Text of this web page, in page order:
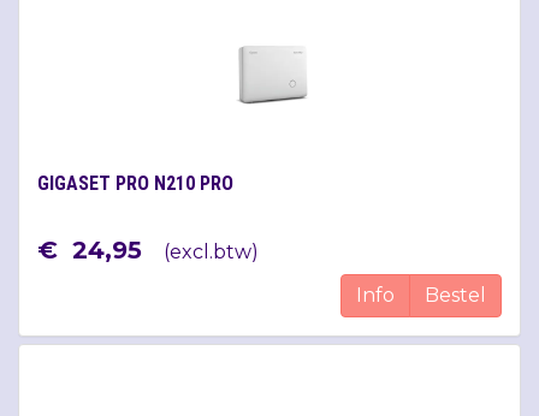
GIGASET PRO N210 PRO
€ 24,95 (excl.btw)
Info
Bestel